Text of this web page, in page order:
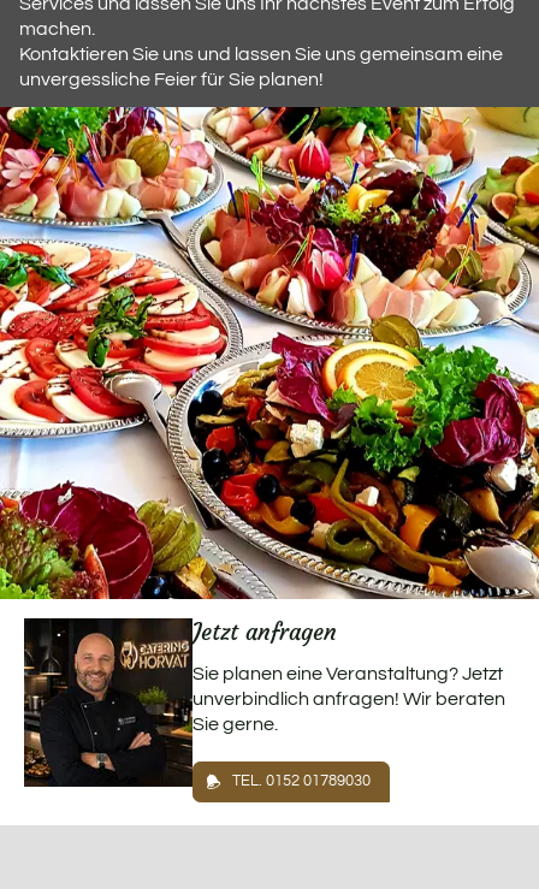
Services und lassen Sie uns Ihr nächstes Event zum Erfolg
machen.
Kontaktieren Sie uns und lassen Sie uns gemeinsam eine
unvergessliche Feier für Sie planen!
Jetzt anfragen
Sie planen eine Veranstaltung? Jetzt
unverbindlich anfragen! Wir beraten
Sie gerne.
TEL. 0152 01789030